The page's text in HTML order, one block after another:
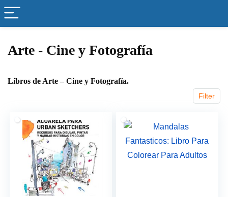
Arte - Cine y Fotografía
Libros de Arte – Cine y Fotografía.
Filter